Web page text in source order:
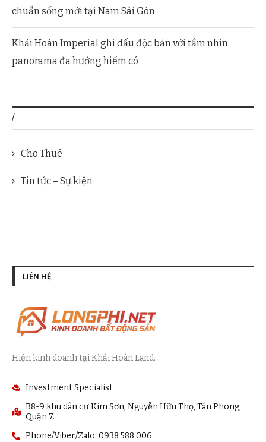
chuẩn sống mới tại Nam Sài Gòn
Khải Hoàn Imperial ghi dấu độc bản với tầm nhìn
panorama đa hướng hiếm có
/
Cho Thuê
Tin tức – Sự kiện
LIÊN HỆ
Hiện kinh doanh tại Khải Hoàn Land.
Investment Specialist
B8-9 khu dân cư Kim Sơn, Nguyễn Hữu Thọ, Tân Phong,
Quận 7.
Phone/Viber/Zalo: 0938 588 006